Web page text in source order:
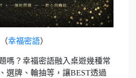
（幸福密語）
嗎？幸福密語融入桌遊幾種常
牌、輪抽等，讓BEST透過